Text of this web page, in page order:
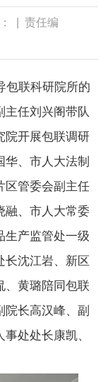
| 责任编
包联科研院所的
主任刘兴阁带队
院开展包联调研
、市人大法制
区管委会副主任
融、市人大常委
生产监管处一级
长沈江岩、新区
、黄璐陪同包联
长高汉峰、副
处处长康凯、